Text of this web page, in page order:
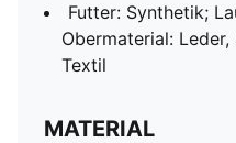
Futter: Synthetik;
Obermaterial:
Textil
MATERIAL